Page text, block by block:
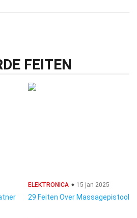
FEITEN
ELEKTRONICA 15 jan 2025
29 Feiten Over Massagepistool